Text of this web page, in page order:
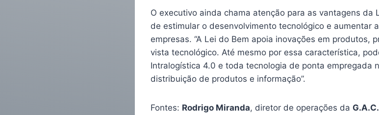
O executivo ainda chama atenção para as vantagens da
de estimular o desenvolvimento tecnológico e aumentar
empresas. “A Lei do Bem apoia inovações em produtos,
vista tecnológico. Até mesmo por essa característica,
Intralogística 4.0 e toda tecnologia de ponta empregada
distribuição de produtos e informação”.
Fontes: Rodrigo Miranda, diretor de operações da